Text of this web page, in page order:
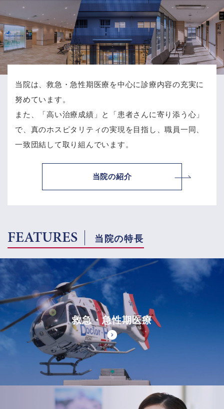
当院は、救急・急性期医療を中心に診療内容の充実に
努めています。
また、「高い治療成績」と「患者さんに寄り添う心」
で、 真のホスピタリティの実現を目指し、職員一同、
一致団結して取り組んでいます。
当院の紹介
FEATURES 当院の特長
救急・急性期医療